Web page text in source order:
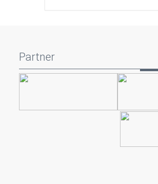
Partner